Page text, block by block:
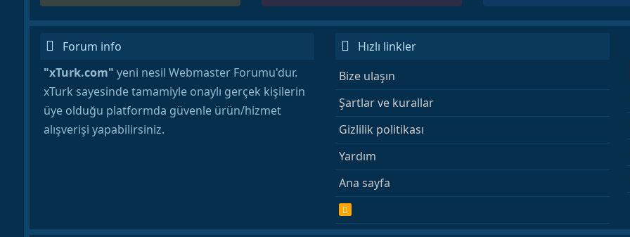
Forum info
"xTurk.com" yeni nesil Webmaster Forumu'dur.
xTurk sayesinde tamamiyle onaylı gerçek kişilerin
üye olduğu platformda güvenle ürün/hizmet
alışverişi yapabilirsiniz.
Hızlı linkler
Bize ulaşın
Şartlar ve kurallar
Gizlilik politikası
Yardım
Ana sayfa
R
S
S